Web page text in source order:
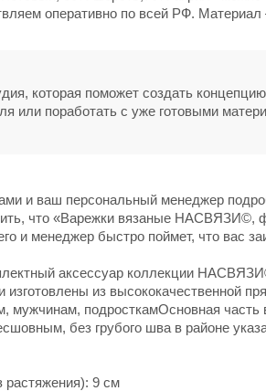
оперативно по всей РФ.
которая поможет создать
или поработать с уже готовыми
и ваш персональный менеджер
что «Варежки вязаные НАСВЯЗИ©,
и менеджер быстро поймет, что вас
аксессуар коллекции
из высококачественной
мужчинам, подросткамОсновная
без грубого шва в районе
9 см